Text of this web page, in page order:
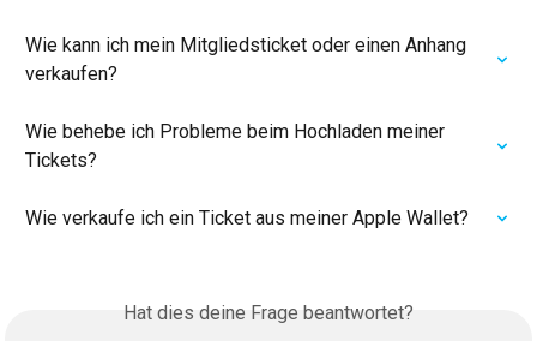
Wie kann ich mein Mitgliedsticket oder einen Anhang
verkaufen?
Wie behebe ich Probleme beim Hochladen meiner
Tickets?
Wie verkaufe ich ein Ticket aus meiner Apple Wallet?
Hat dies deine Frage beantwortet?